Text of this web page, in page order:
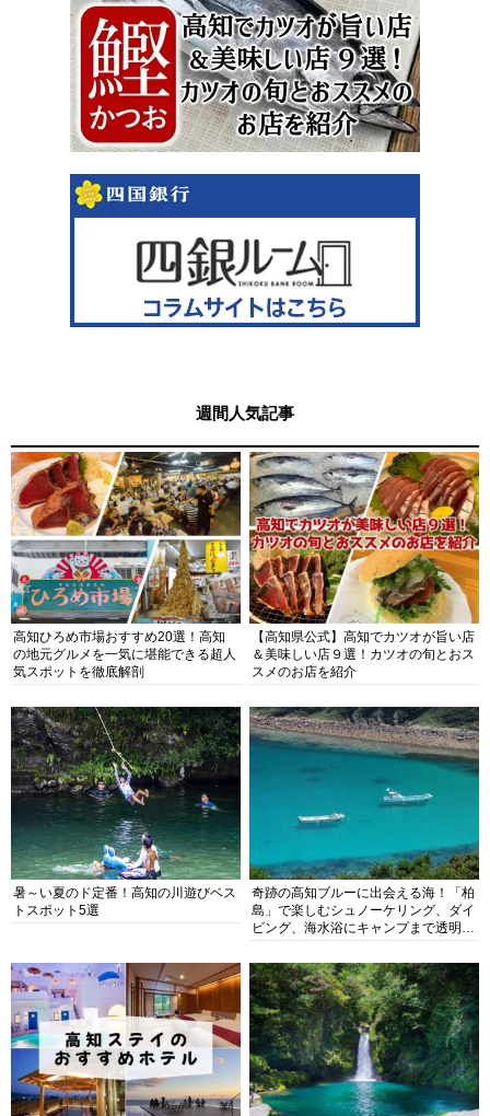
週間人気記事
高知ひろめ市場おすすめ20選！高知
の地元グルメを一気に堪能できる超人
気スポットを徹底解剖
【高知県公式】高知でカツオが旨い店
＆美味しい店９選！カツオの旬とおス
スメのお店を紹介
暑～い夏のド定番！高知の川遊びベス
トスポット5選
奇跡の高知ブルーに出会える海！「柏
島」で楽しむシュノーケリング、ダイ
ビング、海水浴にキャンプまで透明度